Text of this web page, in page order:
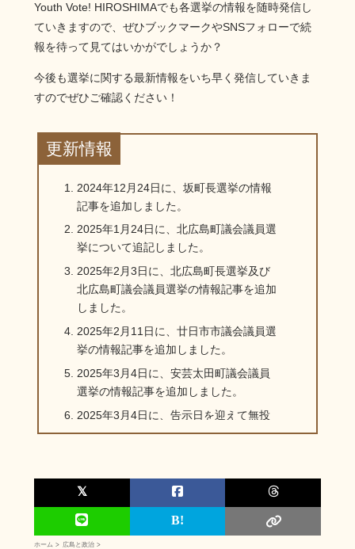
Youth Vote! HIROSHIMAでも各選挙の情報を随時発信し
ていきますので、ぜひブックマークやSNSフォローで続
報を待って見てはいかがでしょうか？
今後も選挙に関する最新情報をいち早く発信していきま
すのでぜひご確認ください！
更新情報
2024年12月24日に、坂町長選挙の情報
記事を追加しました。
2025年1月24日に、北広島町議会議員選
挙について追記しました。
2025年2月3日に、北広島町長選挙及び
北広島町議会議員選挙の情報記事を追加
しました。
2025年2月11日に、廿日市市議会議員選
挙の情報記事を追加しました。
2025年3月4日に、安芸太田町議会議員
選挙の情報記事を追加しました。
2025年3月4日に、告示日を迎えて無投
票となった北広島町議会議員選挙の結果
票率を追加しました。
2025年3月12日に、海田町議会議員選挙
の情報記事を追加しました。
ホーム
広島と政治